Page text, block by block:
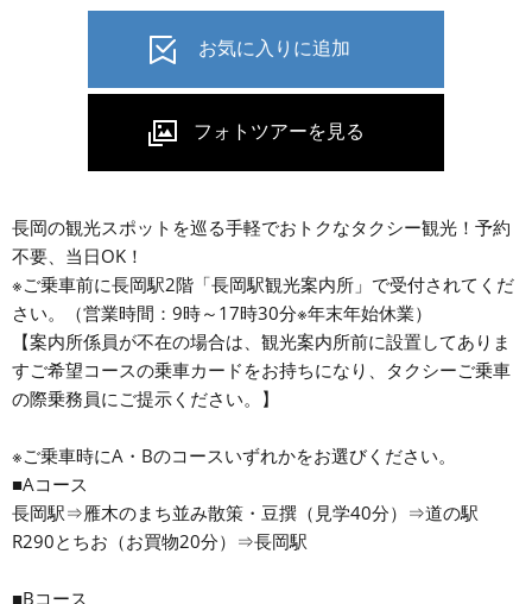
長岡の観光スポットを巡る手軽でおトクなタクシー観光！予約
不要、当日OK！
※ご乗車前に長岡駅2階「長岡駅観光案内所」で受付されてくだ
さい。（営業時間：9時～17時30分※年末年始休業）
【案内所係員が不在の場合は、観光案内所前に設置してありま
すご希望コースの乗車カードをお持ちになり、タクシーご乗車
の際乗務員にご提示ください。】
※ご乗車時にA・Bのコースいずれかをお選びください。
■Aコース
長岡駅⇒雁木のまち並み散策・豆撰（見学40分）⇒道の駅
R290とちお（お買物20分）⇒長岡駅
■Bコース